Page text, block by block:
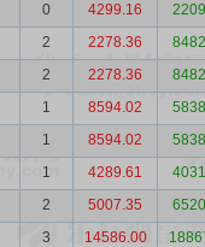
0 4299.16
2 2278.36
2 2278.36
1 8594.02
1 8594.02
1 4289.61
2 5007.35
3 14586.00